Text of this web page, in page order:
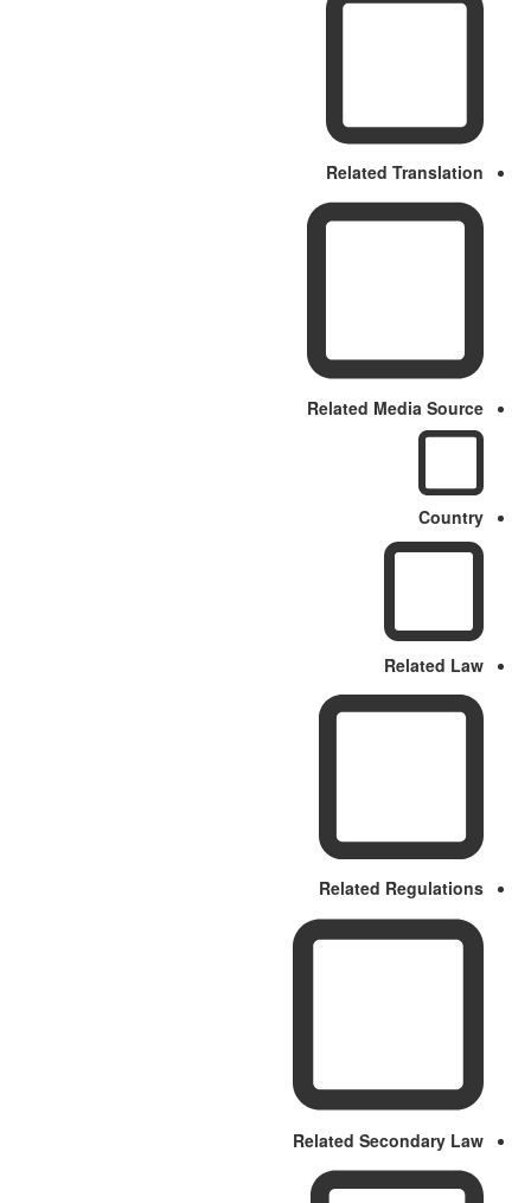
Related Translation
Related Media Source
Country
Related Law
Related Regulations
Related Secondary Law